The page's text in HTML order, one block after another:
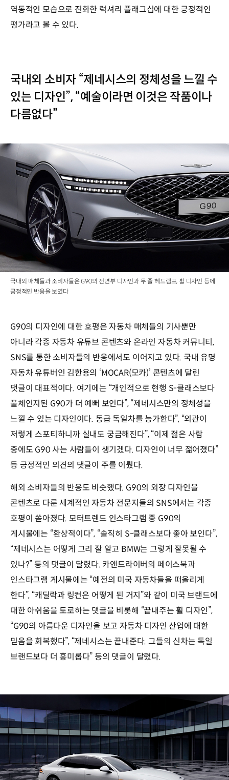
역동적인 모습으로 진화한 럭셔리 플래그십에 대한 긍정적인
평가라고 볼 수 있다.
국내외 소비자 “제네시스의 정체성을 느낄 수
있는 디자인”, “예술이라면 이것은 작품이나
다름없다”
국내외 매체들과 소비자들은 G90의 전면부 디자인과 두 줄 헤드램프, 휠 디자인 등에
긍정적인 반응을 보였다
G90의 디자인에 대한 호평은 자동차 매체들의 기사뿐만
아니라 각종 자동차 유튜브 콘텐츠와 온라인 자동차 커뮤니티,
SNS를 통한 소비자들의 반응에서도 이어지고 있다. 국내 유명
자동차 유튜버인 김한용의 ‘MOCAR(모카)’ 콘텐츠에 달린
댓글이 대표적이다. 여기에는 “개인적으로 현행 S-클래스보다
풀체인지된 G90가 더 예뻐 보인다”, “제네시스만의 정체성을
느낄 수 있는 디자인이다. 동급 독일차를 능가한다”, “외관이
저렇게 스포티하니까 실내도 궁금해진다”, “이제 젊은 사람
중에도 G90 사는 사람들이 생기겠다. 디자인이 너무 젊어졌다”
등 긍정적인 의견의 댓글이 주를 이뤘다.
해외 소비자들의 반응도 비슷했다. G90의 외장 디자인을
콘텐츠로 다룬 세계적인 자동차 전문지들의 SNS에서는 각종
호평이 쏟아졌다. 모터트렌드 인스타그램 중 G90의
게시물에는 “환상적이다”, “솔직히 S-클래스보다 좋아 보인다”,
“제네시스는 어떻게 그리 잘 알고 BMW는 그렇게 잘못될 수
있나?” 등의 댓글이 달렸다. 카앤드라이버의 페이스북과
인스타그램 게시물에는 “예전의 미국 자동차들을 떠올리게
한다”, “캐딜락과 링컨은 어떻게 된 거지”와 같이 미국 브랜드에
대한 아쉬움을 토로하는 댓글을 비롯해 “끝내주는 휠 디자인”,
“G90의 아름다운 디자인을 보고 자동차 디자인 산업에 대한
믿음을 회복했다”, “제네시스는 끝내준다. 그들의 신차는 독일
브랜드보다 더 흥미롭다” 등의 댓글이 달렸다.